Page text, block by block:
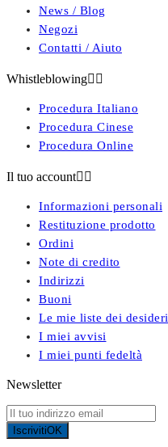
News / Blog
Negozi
Contatti / Aiuto
Whistleblowing 
Procedura Italiano
Procedura Cinese
Procedura Online
Il tuo account 
Informazioni personali
Restituzione prodotto
Ordini
Note di credito
Indirizzi
Buoni
Le mie liste dei desideri
I miei avvisi
I miei punti fedeltà
Newsletter
IscrivitiOK